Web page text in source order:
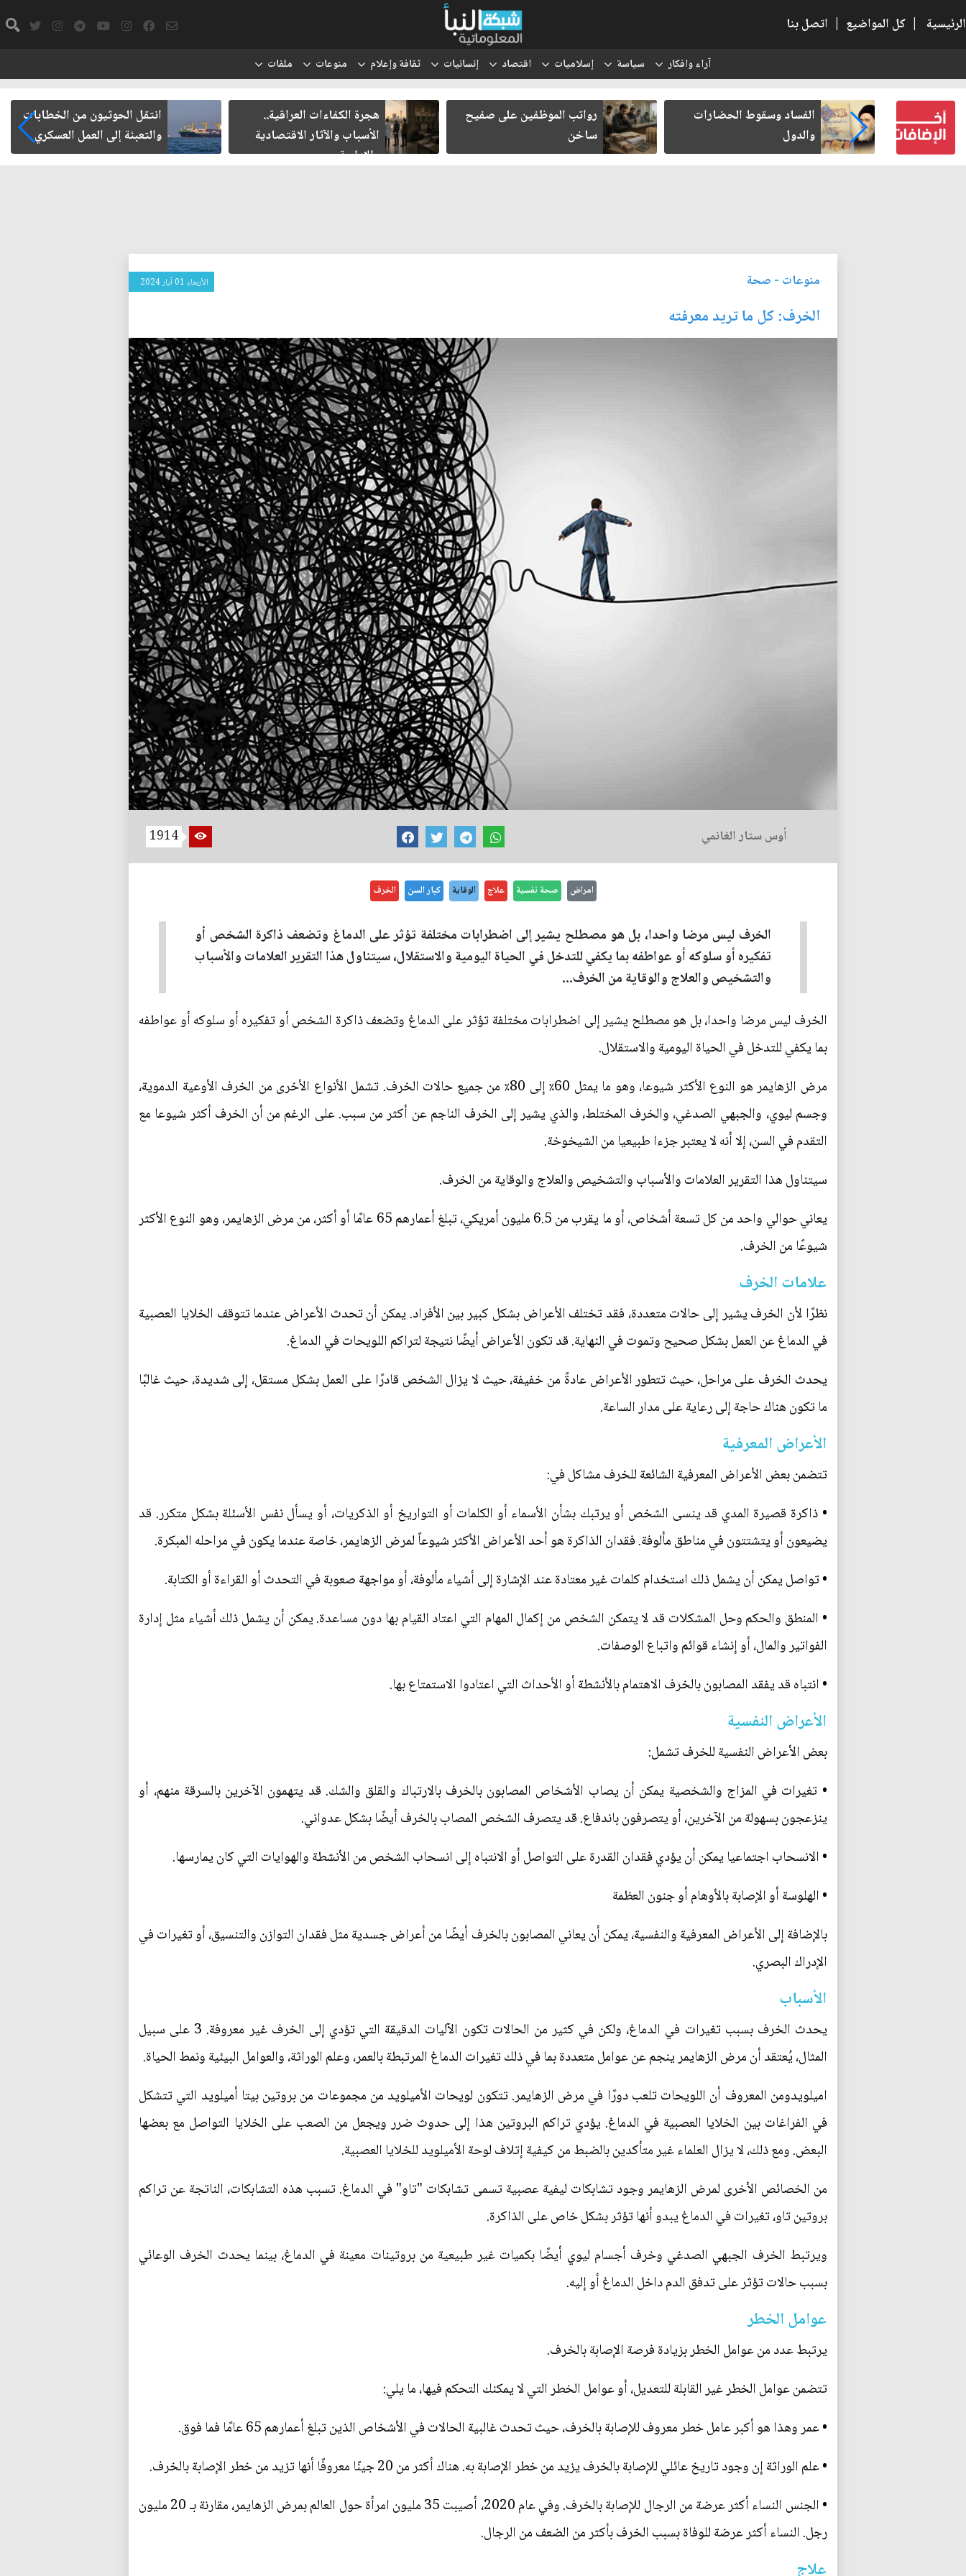
الرئيسية | كل المواضيع | اتصل بنا
آراء وافكار سياسة إسلاميات اقتصاد إنسانيات ثقافة وإعلام منوعات ملفات
كتب لنفسه
الفساد وسقوط الحضارات
والدول
رواتب الموظفين على صفيح
ساخن
هجرة الكفاءات العراقية..
الأسباب والآثار الاقتصادية
والإدارية
انتقل الحوثيون من الخطابات
والتعبئة إلى العمل العسكري
منوعات - صحة الأربعاء 01 آيار 2024
الخرف: كل ما تريد معرفته
أوس ستار الغانمي 1914
امراض صحة نفسية علاج الوقاية كبار السن الخرف
الخرف ليس مرضا واحدا، بل هو مصطلح يشير إلى اضطرابات مختلفة تؤثر على الدماغ وتضعف ذاكرة الشخص أو
تفكيره أو سلوكه أو عواطفه بما يكفي للتدخل في الحياة اليومية والاستقلال، سيتناول هذا التقرير العلامات والأسباب
والتشخيص والعلاج والوقاية من الخرف...
الخرف ليس مرضا واحدا، بل هو مصطلح يشير إلى اضطرابات مختلفة تؤثر على الدماغ وتضعف ذاكرة الشخص أو تفكيره أو سلوكه أو عواطفه
بما يكفي للتدخل في الحياة اليومية والاستقلال.
مرض الزهايمر هو النوع الأكثر شيوعا، وهو ما يمثل 60٪ إلى 80٪ من جميع حالات الخرف. تشمل الأنواع الأخرى من الخرف الأوعية الدموية،
وجسم ليوي، والجبهي الصدغي، والخرف المختلط، والذي يشير إلى الخرف الناجم عن أكثر من سبب. على الرغم من أن الخرف أكثر شيوعا مع
التقدم في السن، إلا أنه لا يعتبر جزءا طبيعيا من الشيخوخة.
سيتناول هذا التقرير العلامات والأسباب والتشخيص والعلاج والوقاية من الخرف.
يعاني حوالي واحد من كل تسعة أشخاص، أو ما يقرب من 6.5 مليون أمريكي، تبلغ أعمارهم 65 عامًا أو أكثر، من مرض الزهايمر، وهو النوع الأكثر
شيوعًا من الخرف.
علامات الخرف
نظرًا لأن الخرف يشير إلى حالات متعددة، فقد تختلف الأعراض بشكل كبير بين الأفراد. يمكن أن تحدث الأعراض عندما تتوقف الخلايا العصبية
في الدماغ عن العمل بشكل صحيح وتموت في النهاية. قد تكون الأعراض أيضًا نتيجة لتراكم اللويحات في الدماغ.
يحدث الخرف على مراحل، حيث تتطور الأعراض عادةً من خفيفة، حيث لا يزال الشخص قادرًا على العمل بشكل مستقل، إلى شديدة، حيث غالبًا
ما تكون هناك حاجة إلى رعاية على مدار الساعة.
الأعراض المعرفية
تتضمن بعض الأعراض المعرفية الشائعة للخرف مشاكل في:
• ذاكرة قصيرة المدي قد ينسى الشخص أو يرتبك بشأن الأسماء أو الكلمات أو التواريخ أو الذكريات، أو يسأل نفس الأسئلة بشكل متكرر. قد
يضيعون أو يتشتتون في مناطق مألوفة. فقدان الذاكرة هو أحد الأعراض الأكثر شيوعاً لمرض الزهايمر، خاصة عندما يكون في مراحله المبكرة.
• تواصل يمكن أن يشمل ذلك استخدام كلمات غير معتادة عند الإشارة إلى أشياء مألوفة، أو مواجهة صعوبة في التحدث أو القراءة أو الكتابة.
• المنطق والحكم وحل المشكلات قد لا يتمكن الشخص من إكمال المهام التي اعتاد القيام بها دون مساعدة. يمكن أن يشمل ذلك أشياء مثل إدارة
الفواتير والمال، أو إنشاء قوائم واتباع الوصفات.
• انتباه قد يفقد المصابون بالخرف الاهتمام بالأنشطة أو الأحداث التي اعتادوا الاستمتاع بها.
الأعراض النفسية
بعض الأعراض النفسية للخرف تشمل:
• تغيرات في المزاج والشخصية يمكن أن يصاب الأشخاص المصابون بالخرف بالارتباك والقلق والشك. قد يتهمون الآخرين بالسرقة منهم، أو
ينزعجون بسهولة من الآخرين، أو يتصرفون باندفاع. قد يتصرف الشخص المصاب بالخرف أيضًا بشكل عدواني.
• الانسحاب اجتماعيا يمكن أن يؤدي فقدان القدرة على التواصل أو الانتباه إلى انسحاب الشخص من الأنشطة والهوايات التي كان يمارسها.
• الهلوسة أو الإصابة بالأوهام أو جنون العظمة
بالإضافة إلى الأعراض المعرفية والنفسية، يمكن أن يعاني المصابون بالخرف أيضًا من أعراض جسدية مثل فقدان التوازن والتنسيق، أو تغيرات في
الإدراك البصري.
الأسباب
يحدث الخرف بسبب تغيرات في الدماغ، ولكن في كثير من الحالات تكون الآليات الدقيقة التي تؤدي إلى الخرف غير معروفة. 3 على سبيل
المثال، يُعتقد أن مرض الزهايمر ينجم عن عوامل متعددة بما في ذلك تغيرات الدماغ المرتبطة بالعمر، وعلم الوراثة، والعوامل البيئية ونمط الحياة.
اميلويدومن المعروف أن اللويحات تلعب دورًا في مرض الزهايمر. تتكون لويحات الأميلويد من مجموعات من بروتين بيتا أميلويد التي تتشكل
في الفراغات بين الخلايا العصبية في الدماغ. يؤدي تراكم البروتين هذا إلى حدوث ضرر ويجعل من الصعب على الخلايا التواصل مع بعضها
البعض. ومع ذلك، لا يزال العلماء غير متأكدين بالضبط من كيفية إتلاف لوحة الأميلويد للخلايا العصبية.
من الخصائص الأخرى لمرض الزهايمر وجود تشابكات ليفية عصبية تسمى تشابكات "تاو" في الدماغ. تسبب هذه التشابكات، الناتجة عن تراكم
بروتين تاو، تغيرات في الدماغ يبدو أنها تؤثر بشكل خاص على الذاكرة.
ويرتبط الخرف الجبهي الصدغي وخرف أجسام ليوي أيضًا بكميات غير طبيعية من بروتينات معينة في الدماغ، بينما يحدث الخرف الوعائي
بسبب حالات تؤثر على تدفق الدم داخل الدماغ أو إليه.
عوامل الخطر
يرتبط عدد من عوامل الخطر بزيادة فرصة الإصابة بالخرف.
تتضمن عوامل الخطر غير القابلة للتعديل، أو عوامل الخطر التي لا يمكنك التحكم فيها، ما يلي:
• عمر وهذا هو أكبر عامل خطر معروف للإصابة بالخرف، حيث تحدث غالبية الحالات في الأشخاص الذين تبلغ أعمارهم 65 عامًا فما فوق.
• علم الوراثة إن وجود تاريخ عائلي للإصابة بالخرف يزيد من خطر الإصابة به. هناك أكثر من 20 جينًا معروفًا أنها تزيد من خطر الإصابة بالخرف.
• الجنس النساء أكثر عرضة من الرجال للإصابة بالخرف. وفي عام 2020، أصيبت 35 مليون امرأة حول العالم بمرض الزهايمر، مقارنة بـ 20 مليون
رجل. النساء أكثر عرضة للوفاة بسبب الخرف بأكثر من الضعف من الرجال.
علاج